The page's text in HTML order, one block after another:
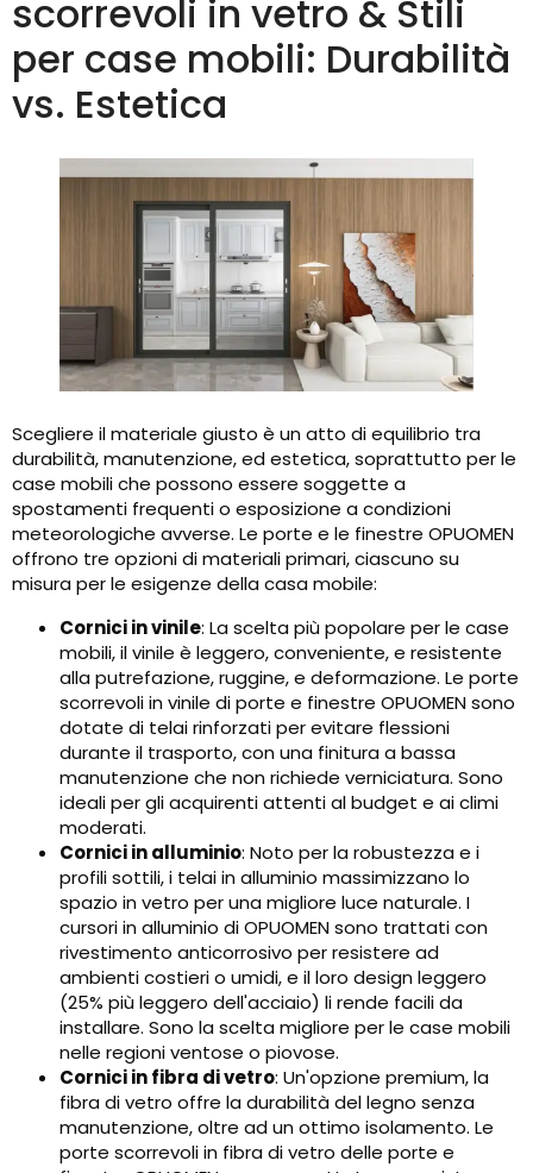
scorrevoli in vetro & Stili
per case mobili: Durabilità
vs. Estetica
Scegliere il materiale giusto è un atto di equilibrio tra
durabilità, manutenzione, ed estetica, soprattutto per le
case mobili che possono essere soggette a
spostamenti frequenti o esposizione a condizioni
meteorologiche avverse. Le porte e le finestre OPUOMEN
offrono tre opzioni di materiali primari, ciascuno su
misura per le esigenze della casa mobile:
Cornici in vinile: La scelta più popolare per le case
mobili, il vinile è leggero, conveniente, e resistente
alla putrefazione, ruggine, e deformazione. Le porte
scorrevoli in vinile di porte e finestre OPUOMEN sono
dotate di telai rinforzati per evitare flessioni
durante il trasporto, con una finitura a bassa
manutenzione che non richiede verniciatura. Sono
ideali per gli acquirenti attenti al budget e ai climi
moderati.
Cornici in alluminio: Noto per la robustezza e i
profili sottili, i telai in alluminio massimizzano lo
spazio in vetro per una migliore luce naturale. I
cursori in alluminio di OPUOMEN sono trattati con
rivestimento anticorrosivo per resistere ad
ambienti costieri o umidi, e il loro design leggero
(25% più leggero dell'acciaio) li rende facili da
installare. Sono la scelta migliore per le case mobili
nelle regioni ventose o piovose.
Cornici in fibra di vetro: Un'opzione premium, la
fibra di vetro offre la durabilità del legno senza
manutenzione, oltre ad un ottimo isolamento. Le
porte scorrevoli in fibra di vetro delle porte e